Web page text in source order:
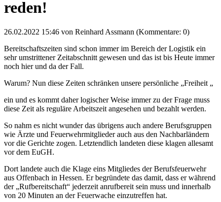
reden!
26.02.2022 15:46 von Reinhard Assmann (Kommentare: 0)
Bereitschaftszeiten sind schon immer im Bereich der Logistik ein
sehr umstrittener Zeitabschnitt gewesen und das ist bis Heute immer
noch hier und da der Fall.
Warum? Nun diese Zeiten schränken unsere persönliche „Freiheit „
ein und es kommt daher logischer Weise immer zu der Frage muss
diese Zeit als reguläre Arbeitszeit angesehen und bezahlt werden.
So nahm es nicht wunder das übrigens auch andere Berufsgruppen
wie Ärzte und Feuerwehrmitglieder auch aus den Nachbarländern
vor die Gerichte zogen. Letztendlich landeten diese klagen allesamt
vor dem EuGH.
Dort landete auch die Klage eins Mitgliedes der Berufsfeuerwehr
aus Offenbach in Hessen. Er begründete das damit, dass er während
der „Rufbereitschaft“ jederzeit anrufbereit sein muss und innerhalb
von 20 Minuten an der Feuerwache einzutreffen hat.